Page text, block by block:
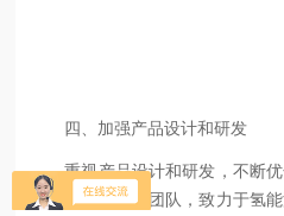
四、加强产品设计和研发
重视产品设计和研发，不断优
一支专业的研发团队，致力于氢